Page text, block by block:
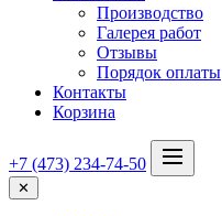
Производство
Галерея работ
Отзывы
Порядок оплаты
Контакты
Корзина
+7 (473) 234-74-50
✕